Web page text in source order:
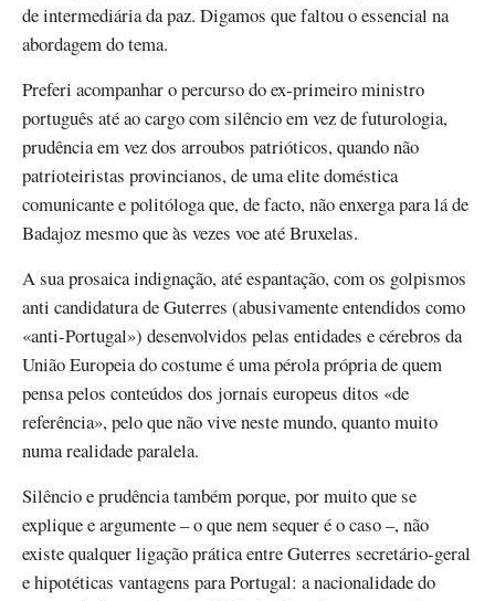
de intermediária da paz. Digamos que faltou o essencial na
abordagem do tema.
Preferi acompanhar o percurso do ex-primeiro ministro
português até ao cargo com silêncio em vez de futurologia,
prudência em vez dos arroubos patrióticos, quando não
patrioteiristas provincianos, de uma elite doméstica
comunicante e politóloga que, de facto, não enxerga para lá de
Badajoz mesmo que às vezes voe até Bruxelas.
A sua prosaica indignação, até espantação, com os golpismos
anti candidatura de Guterres (abusivamente entendidos como
«anti-Portugal») desenvolvidos pelas entidades e cérebros da
União Europeia do costume é uma pérola própria de quem
pensa pelos conteúdos dos jornais europeus ditos «de
referência», pelo que não vive neste mundo, quanto muito
numa realidade paralela.
Silêncio e prudência também porque, por muito que se
explique e argumente – o que nem sequer é o caso –, não
existe qualquer ligação prática entre Guterres secretário-geral
e hipotéticas vantagens para Portugal: a nacionalidade do